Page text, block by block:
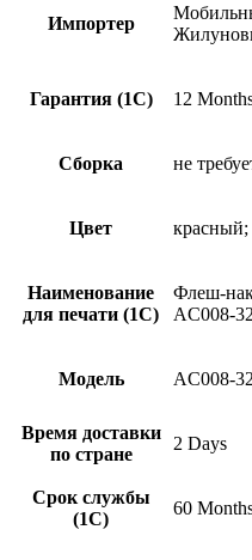
Импортер
Гарантия (1С) 12
Сборка не
Цвет
Наименование
для печати (1С)
Флеш-
AC008-
Модель AC008-
Время доставки
по стране
2 Days
Срок службы
(1С)
60